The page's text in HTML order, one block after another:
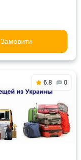
Замовити
6.8 0